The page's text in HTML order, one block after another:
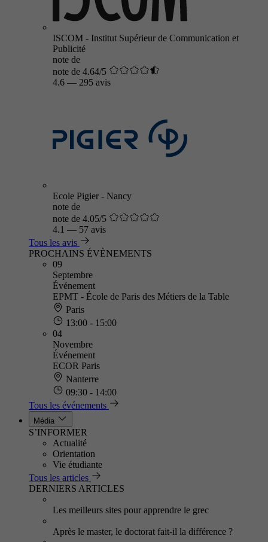
ISCOM - Institut Supérieur de Communication et
Publicité
note de
note de 4.64/5
4.6 — 295 avis
Ecole Pigier - Nancy
note de
note de 4.05/5
4.1 — 57 avis
Tous les avis
PROCHAINS ÉVÈNEMENTS
09
Septembre
Événement
EPMT - École de Paris des Métiers de la Table
Paris
13:00 - 15:00
04
Novembre
Événement
ECOR Paris
Nanterre
09:30 - 14:00
Tous les événements
Média
S’INFORMER
Actualité
Orientation
Vie étudiante
Tous les articles
DERNIERS ARTICLES
Les meilleurs sites pour apprendre le grec
Après le master, le doctorat fait-il la différence ?